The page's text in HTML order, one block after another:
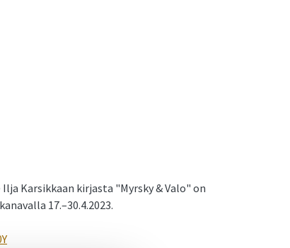
Karsikkaan kirjasta "Myrsky & Valo" on
17.–30.4.2023.